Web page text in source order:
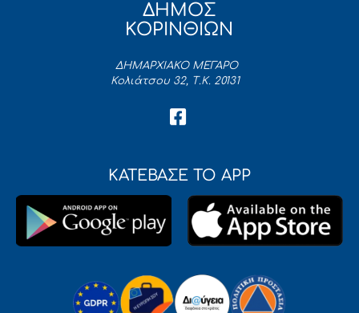
ΔΗΜΟΣ
ΚΟΡΙΝΘΙΩΝ
ΔΗΜΑΡΧΙΑΚΟ ΜΕΓΑΡΟ
Κολιάτσου 32, Τ.Κ. 20131
ΚΑΤΕΒΑΣΕ ΤΟ APP